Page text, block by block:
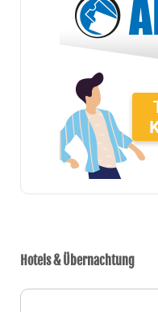
Hotels & Übernachtung